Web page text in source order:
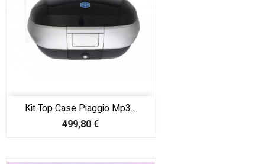
Kit Top Case Piaggio Mp3...
Prix
499,80 €